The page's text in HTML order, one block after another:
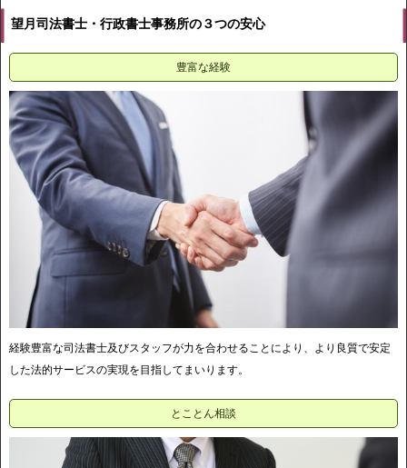
望月司法書士・行政書士事務所の３つの安心
豊富な経験
経験豊富な司法書士及びスタッフが力を合わせることにより、より良質で安定
した法的サービスの実現を目指してまいります。
とことん相談